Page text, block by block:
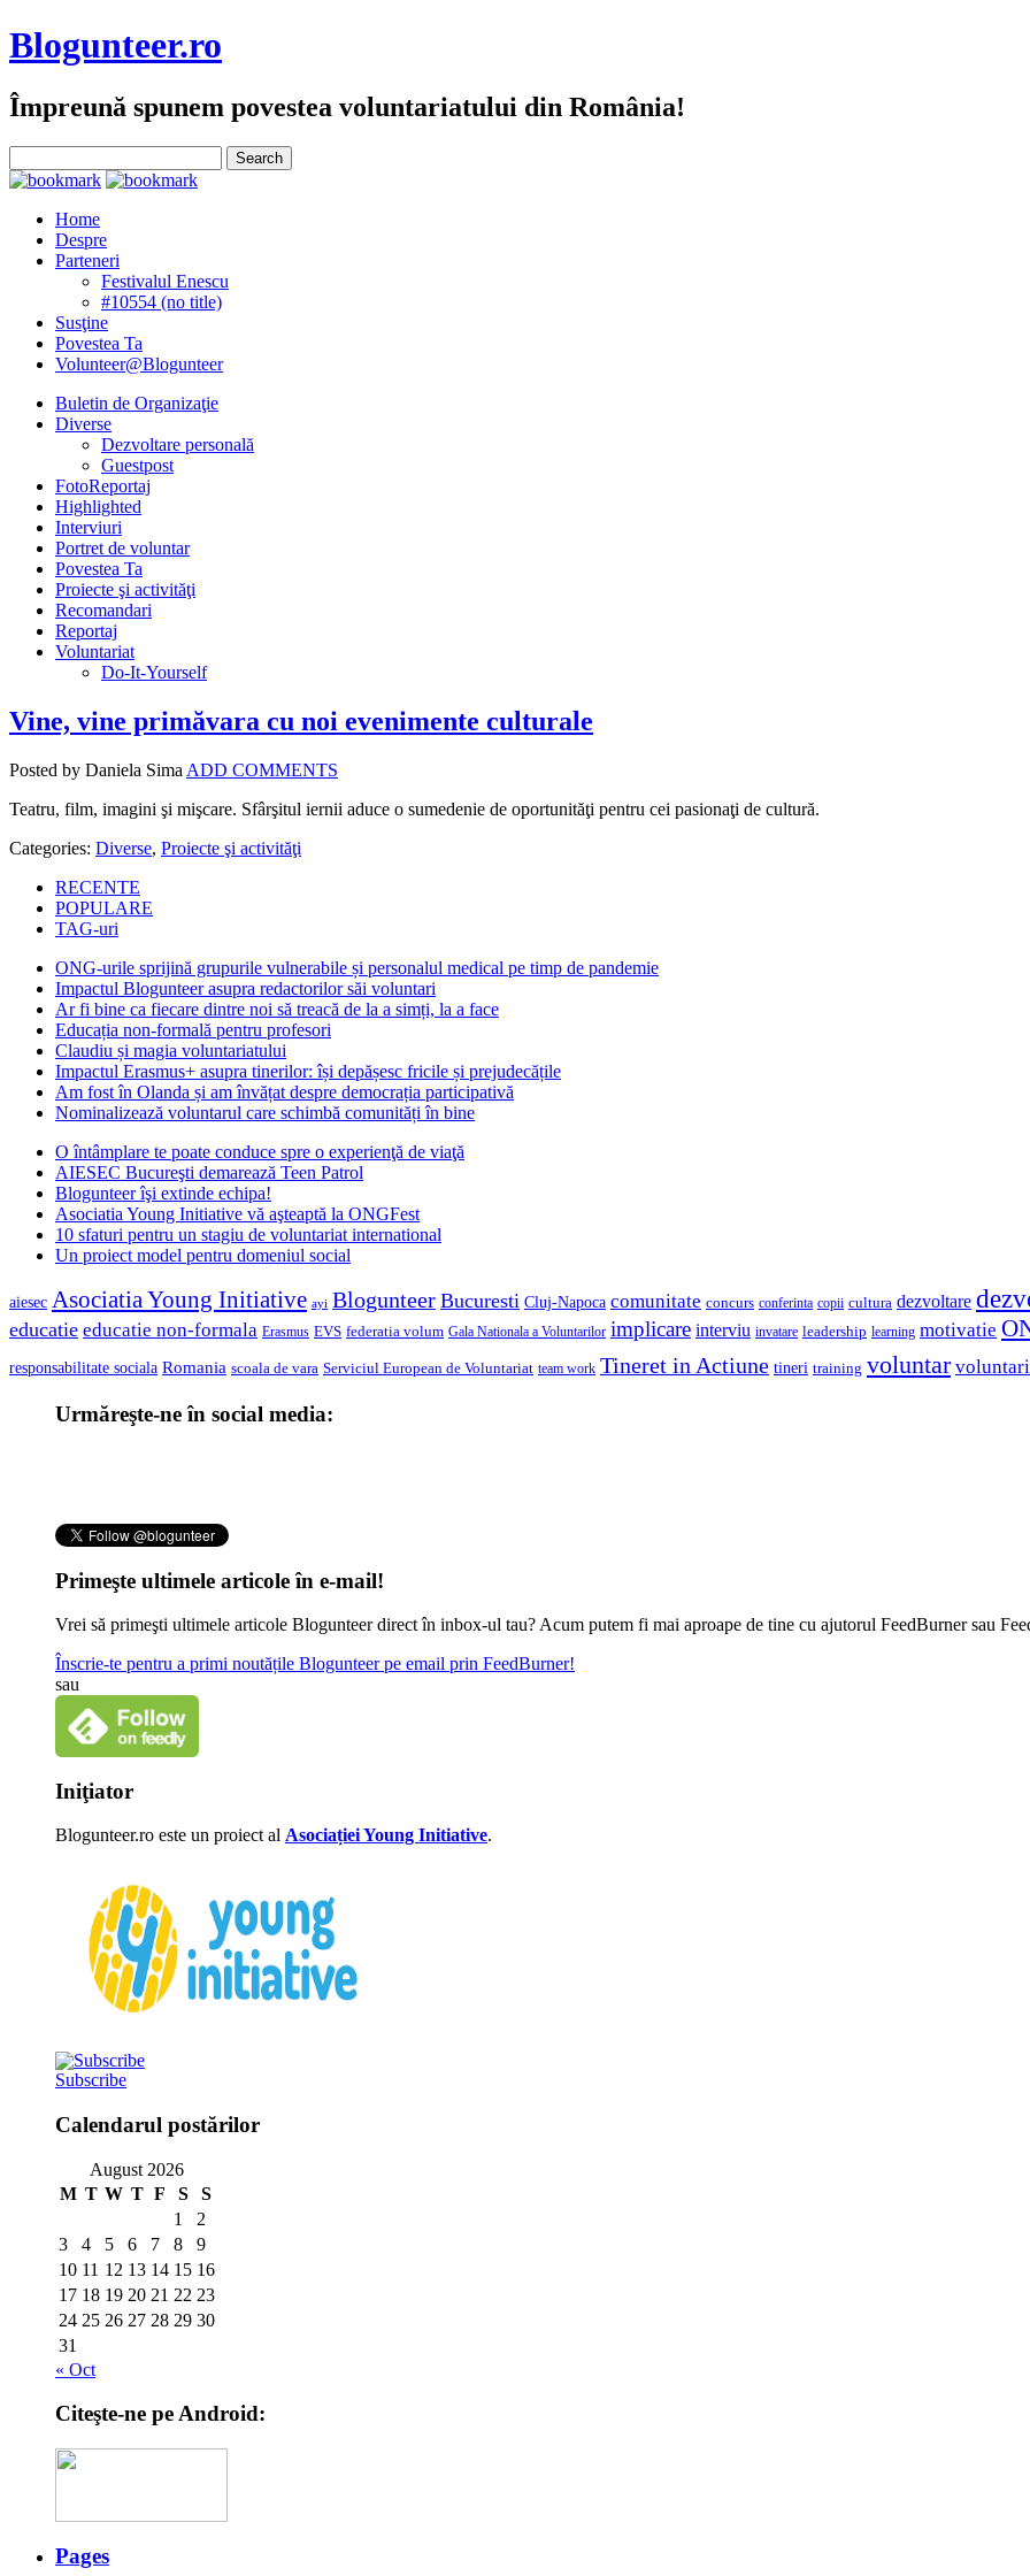
Blogunteer.ro
Împreună spunem povestea voluntariatului din România!
Home
Despre
Parteneri
Festivalul Enescu
#10554 (no title)
Susţine
Povestea Ta
Volunteer@Blogunteer
Buletin de Organizaţie
Diverse
Dezvoltare personală
Guestpost
FotoReportaj
Highlighted
Interviuri
Portret de voluntar
Povestea Ta
Proiecte şi activităţi
Recomandari
Reportaj
Voluntariat
Do-It-Yourself
Vine, vine primăvara cu noi evenimente culturale
Posted by Daniela Sima ADD COMMENTS
Teatru, film, imagini şi mişcare. Sfârşitul iernii aduce o sumedenie de oportunităţi pentru cei pasionaţi de cultură.
Categories: Diverse, Proiecte şi activităţi
RECENTE
POPULARE
TAG-uri
ONG-urile sprijină grupurile vulnerabile și personalul medical pe timp de pandemie
Impactul Blogunteer asupra redactorilor săi voluntari
Ar fi bine ca fiecare dintre noi să treacă de la a simți, la a face
Educația non-formală pentru profesori
Claudiu și magia voluntariatului
Impactul Erasmus+ asupra tinerilor: își depășesc fricile și prejudecățile
Am fost în Olanda și am învățat despre democrația participativă
Nominalizează voluntarul care schimbă comunități în bine
O întâmplare te poate conduce spre o experienţă de viaţă
AIESEC Bucureşti demarează Teen Patrol
Blogunteer îşi extinde echipa!
Asociatia Young Initiative vă aşteaptă la ONGFest
10 sfaturi pentru un stagiu de voluntariat international
Un proiect model pentru domeniul social
aiesec Asociatia Young Initiative ayi Blogunteer Bucuresti Cluj-Napoca comunitate concurs conferinta copii cultura dezvoltare
educatie educatie non-formala Erasmus EVS federatia volum Gala Nationala a Voluntarilor implicare interviu invatare leadership learning motivatie
responsabilitate sociala Romania scoala de vara Serviciul European de Voluntariat team work Tineret in Actiune tineri training voluntar voluntari
Urmăreşte-ne în social media:
Primeşte ultimele articole în e-mail!
Vrei să primeşti ultimele articole Blogunteer direct în inbox-ul tau? Acum putem fi mai aproape de tine cu ajutorul FeedBurner sau
Înscrie-te pentru a primi noutățile Blogunteer pe email prin FeedBurner!
sau
Iniţiator
Blogunteer.ro este un proiect al Asociației Young Initiative.
Subscribe
Calendarul postărilor
August 2026
M T W T F S
S
1
2
3
4 5 6 7 8
9
10 11 12 13 14 15 16
17 18 19 20 21 22 23
24 25 26 27 28 29 30
31
« Oct
Citeşte-ne pe Android:
Pages